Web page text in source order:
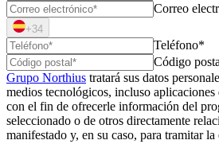
Correo
+34
Teléfono*
Código
Grupo Northius tratará sus datos
medios tecnológicos, incluso aplicaciones
con el fin de ofrecerle información del
seleccionado o de otros directamente
manifestado y, en su caso, para tramitar la